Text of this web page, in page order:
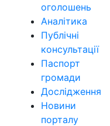
оголошень
Аналітика
Публічні
консультації
Паспорт
громади
Дослідження
Новини
порталу